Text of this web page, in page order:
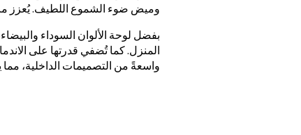
وميض ضوء الشموع اللطيف. يُعزز
بفضل لوحة الألوان السوداء
المنزل. كما تُضفي قدرتها على
واسعةً من التصميمات الداخلية،